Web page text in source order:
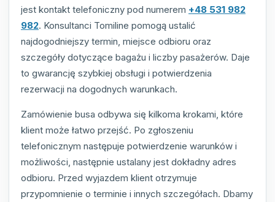
jest kontakt telefoniczny pod numerem +48 531 982
982. Konsultanci Tomiline pomogą ustalić
najdogodniejszy termin, miejsce odbioru oraz
szczegóły dotyczące bagażu i liczby pasażerów. Daje
to gwarancję szybkiej obsługi i potwierdzenia
rezerwacji na dogodnych warunkach.
Zamówienie busa odbywa się kilkoma krokami, które
klient może łatwo przejść. Po zgłoszeniu
telefonicznym następuje potwierdzenie warunków i
możliwości, następnie ustalany jest dokładny adres
odbioru. Przed wyjazdem klient otrzymuje
przypomnienie o terminie i innych szczegółach. Dbamy